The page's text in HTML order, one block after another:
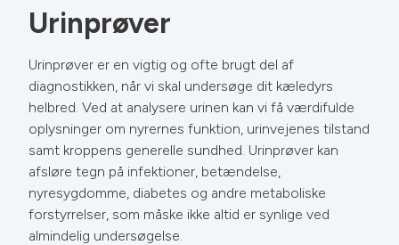
Urinprøver
Urinprøver er en vigtig og ofte brugt del af
diagnostikken, når vi skal undersøge dit kæledyrs
helbred. Ved at analysere urinen kan vi få værdifulde
oplysninger om nyrernes funktion, urinvejenes tilstand
samt kroppens generelle sundhed. Urinprøver kan
afsløre tegn på infektioner, betændelse,
nyresygdomme, diabetes og andre metaboliske
forstyrrelser, som måske ikke altid er synlige ved
almindelig undersøgelse.